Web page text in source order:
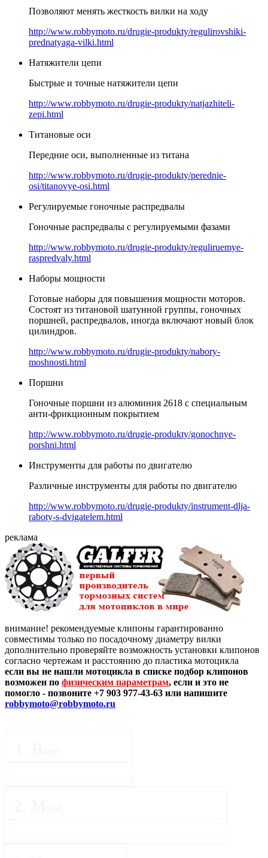
Позволяют менять жесткость вилки на ходу
http://www.robbymoto.ru/drugie-produkty/regulirovshiki-
prednatyaga-vilki.html
Натяжители цепи
Быстрые и точные натяжители цепи
http://www.robbymoto.ru/drugie-produkty/natjazhiteli-
zepi.html
Титановые оси
Передние оси, выполненные из титана
http://www.robbymoto.ru/drugie-produkty/perednie-
osi/titanovye-osi.html
Регулируемые гоночные распредвалы
Гоночные распредвалы с регулируемыми фазами
http://www.robbymoto.ru/drugie-produkty/reguliruemye-
raspredvaly.html
Наборы мощности
Готовые наборы для повышения мощности моторов.
Состоят из титановой шатунной группы, гоночных
поршней, распредвалов, иногда включают новый блок
цилиндров.
http://www.robbymoto.ru/drugie-produkty/nabory-
moshnosti.html
Поршни
Гоночные поршни из алюминия 2618 с специальным
анти-фрикционным покрытием
http://www.robbymoto.ru/drugie-produkty/gonochnye-
porshni.html
Инструменты для работы по двигателю
Различные инструменты для работы по двигателю
http://www.robbymoto.ru/drugie-produkty/instrument-dlja-
raboty-s-dvigatelem.html
реклама
внимание! рекомендуемые клипоны гарантированно
совместимы только по посадочному диаметру вилки
дополнительно проверяйте возможность установки клипонов
согласно чертежам и расстоянию до пластика мотоцикла
если вы не нашли мотоцикла в списке подбор клипонов
возможен по физическим параметрам, если и это не
помогло - позвоните +7 903 977-43-63 или напишите
robbymoto@robbymoto.ru